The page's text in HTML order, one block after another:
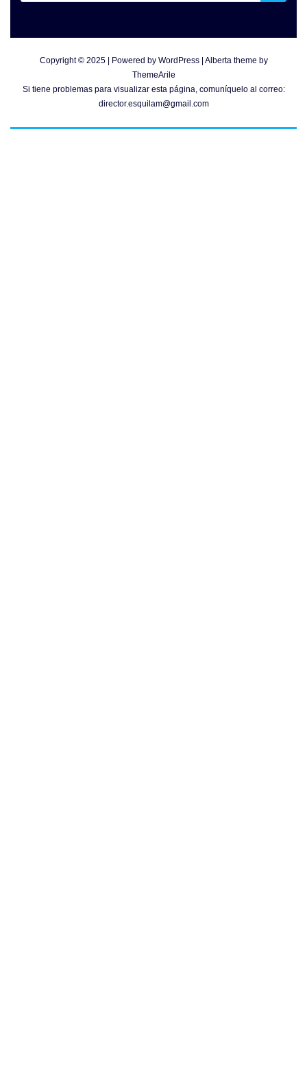
Copyright © 2025 | Powered by WordPress | Alberta theme by
ThemeArile
Si tiene problemas para visualizar esta página, comuníquelo al correo:
director.esquilam@gmail.com